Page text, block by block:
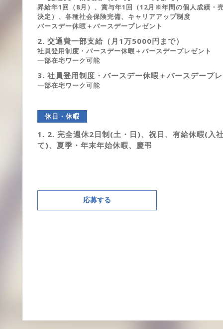
昇給年1回（8月）、賞与年1回（12月※年間の個人成績・
決定）、各種社会保険完備、キャリアアップ制度
バースデー休暇＋バースデープレゼント
2. 交通費一部支給（月1万5000円まで）
社員登用制度・バースデー休暇＋バースデープレゼント
一部在宅ワーク可能
3. 社員登用制度・バースデー休暇＋バースデープ
一部在宅ワーク可能
休日・休暇
1. 2. 完全週休2日制(土・日)、祝日、有給休暇(入
て)、夏季・年末年始休暇、慶弔
応募する